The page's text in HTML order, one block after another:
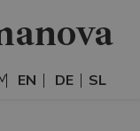
EN DE SL